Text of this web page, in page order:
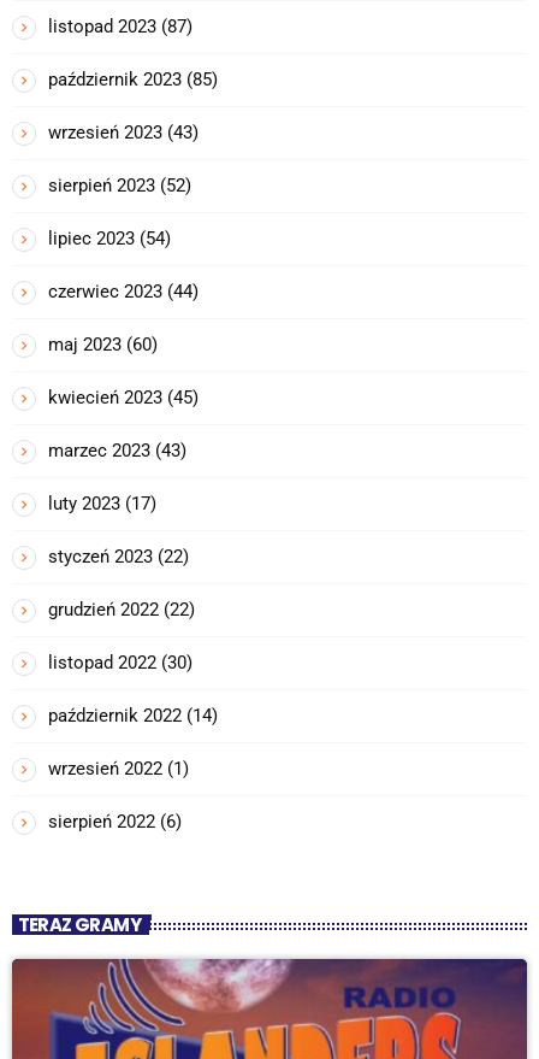
listopad 2023 (87)
październik 2023 (85)
wrzesień 2023 (43)
sierpień 2023 (52)
lipiec 2023 (54)
czerwiec 2023 (44)
maj 2023 (60)
kwiecień 2023 (45)
marzec 2023 (43)
luty 2023 (17)
styczeń 2023 (22)
grudzień 2022 (22)
listopad 2022 (30)
październik 2022 (14)
wrzesień 2022 (1)
sierpień 2022 (6)
TERAZ GRAMY